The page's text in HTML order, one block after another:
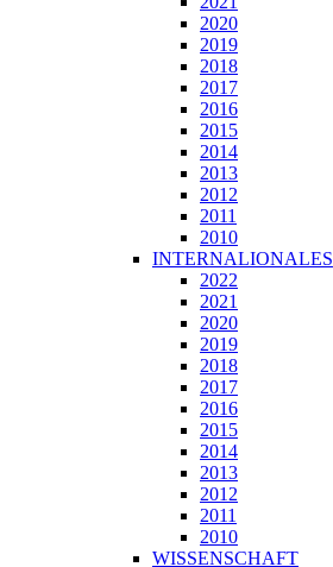
2020
2019
2018
2017
2016
2015
2014
2013
2012
2011
2010
INTERNALIONALES
2022
2021
2020
2019
2018
2017
2016
2015
2014
2013
2012
2011
2010
WISSENSCHAFT